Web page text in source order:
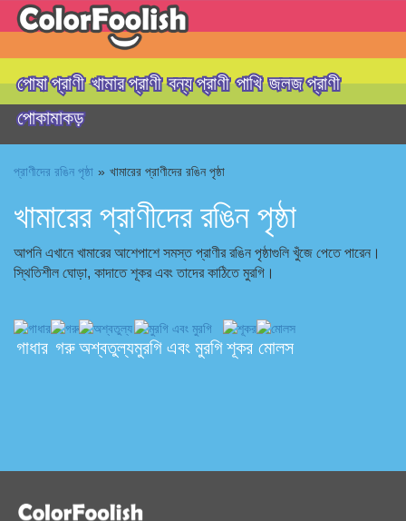
পোষা প্রাণী খামার প্রাণী বন্য প্রাণী পাখি জলজ প্রাণী
পোকামাকড়
প্রাণীদের রঙিন পৃষ্ঠা » খামারের প্রাণীদের রঙিন পৃষ্ঠা
খামারের প্রাণীদের রঙিন পৃষ্ঠা
আপনি এখানে খামারের আশেপাশে সমস্ত প্রাণীর রঙিন পৃষ্ঠাগুলি খুঁজে পেতে পারেন।
স্থিতিশীল ঘোড়া, কাদাতে শূকর এবং তাদের কাঠিতে মুরগি।
গাধার গরুঅশ্বতুল্যমুরগি এবং মুরগিশূকর মোলস